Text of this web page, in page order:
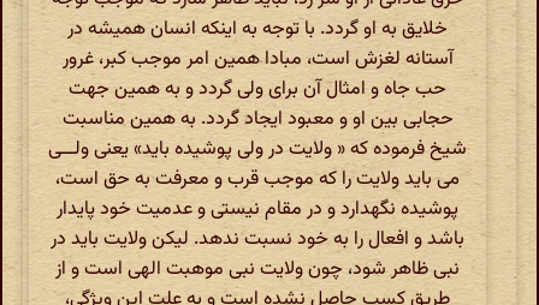
خلایق به او گردد. با توجه به اینکه انسان همیشه در
آستانه لغزش است، مبادا همین امر موجب کبر، غرور
حب جاه و امثال آن برای ولی گردد و به همین جهت
حجابی بین او و معبود ایجاد گردد. به همین مناسبت
شیخ فرموده که « ولایت در ولی پوشیده باید» یعنی ولـــی
می باید ولایت را که موجب قرب و معرفت به حق است،
پوشیده نگهدارد و در مقام نیستی و عدمیت خود پایدار
باشد و افعال را به خود نسبت ندهد. لیکن ولایت باید در
نبی ظاهر شود، چون ولایت نبی موهبت الهی است و از